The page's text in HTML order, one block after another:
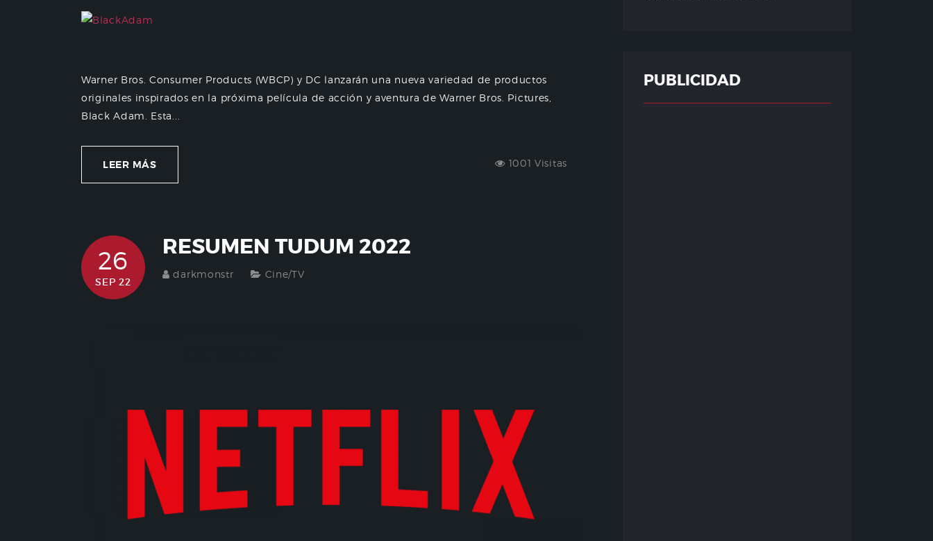
Warner Bros. Consumer Products (WBCP) y DC lanzarán una nueva variedad de productos
originales inspirados en la próxima película de acción y aventura de Warner Bros. Pictures,
Black Adam. Esta...
LEER MÁS 1001 Visitas
26
SEP 22
RESUMEN TUDUM 2022
darkmonstr Cine/TV
PUBLICIDAD